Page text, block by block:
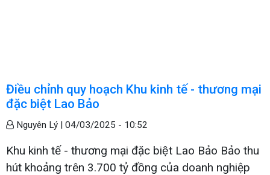
Điều chỉnh quy hoạch Khu kinh tế - thương mại
đặc biệt Lao Bảo
Nguyên Lý | 04/03/2025 - 10:52
Khu kinh tế - thương mại đặc biệt Lao Bảo Bảo thu
hút khoảng trên 3.700 tỷ đồng của doanh nghiệp